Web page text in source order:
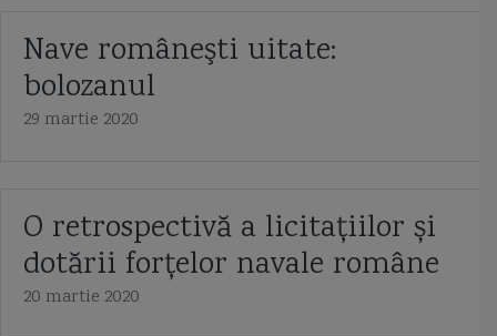
Nave româneşti uitate:
bolozanul
29 martie 2020
O retrospectivă a licitațiilor și
dotării forțelor navale române
20 martie 2020